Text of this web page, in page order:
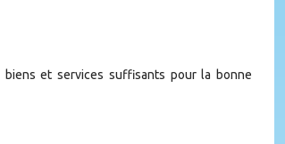
et services suffisants pour la bonne